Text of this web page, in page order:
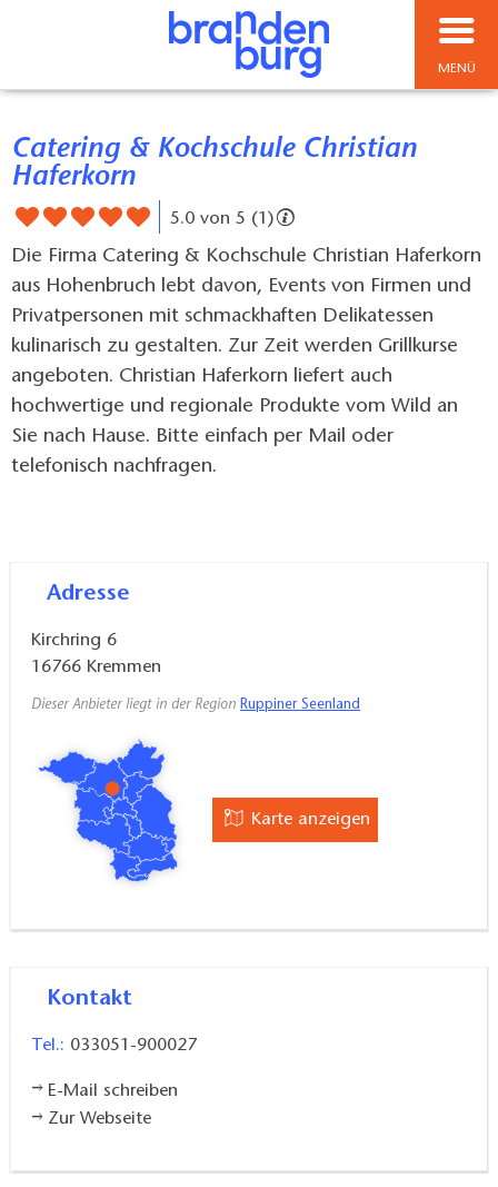
MENÜ
Catering & Kochschule Christian
Haferkorn
5.0 von 5 (1)
Die Firma Catering & Kochschule Christian Haferkorn
aus Hohenbruch lebt davon, Events von Firmen und
Privatpersonen mit schmackhaften Delikatessen
kulinarisch zu gestalten. Zur Zeit werden Grillkurse
angeboten. Christian Haferkorn liefert auch
hochwertige und regionale Produkte vom Wild an
Sie nach Hause. Bitte einfach per Mail oder
telefonisch nachfragen.
Adresse
Kirchring 6
16766 Kremmen
Dieser Anbieter liegt in der Region Ruppiner Seenland
Karte anzeigen
Kontakt
Tel.: 033051-900027
E-Mail schreiben
Zur Webseite